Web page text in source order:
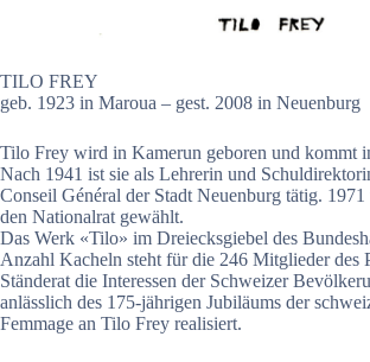
TILO FREY
geb. 1923 in Maroua – gest. 2008 in Neuenburg
Tilo Frey wird in Kamerun geboren und kommt
Nach 1941 ist sie als Lehrerin und
Conseil Général der Stadt Neuenburg tätig.
den Nationalrat gewählt.
Das Werk «Tilo» im Dreiecksgiebel des
Anzahl Kacheln steht für die 246 Mitglieder des
Ständerat die Interessen der Schweizer
anlässlich des 175-jährigen Jubiläums der
Femmage an Tilo Frey realisiert.